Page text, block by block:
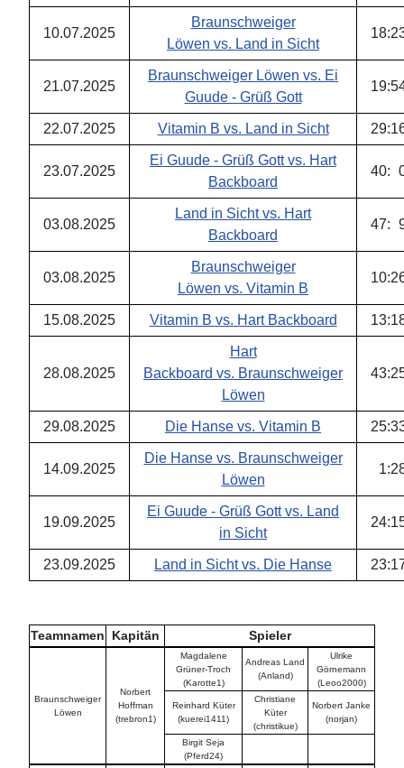
10.07.2025
Braunschweiger
Löwen vs. Land in Sicht
18:
21.07.2025
Braunschweiger Löwen vs. Ei
Guude - Grüß Gott
19:
22.07.2025 Vitamin B vs. Land in Sicht 29:
23.07.2025
Ei Guude - Grüß Gott vs. Hart
Backboard
40:
03.08.2025
Land in Sicht vs. Hart
Backboard
47:
03.08.2025
Braunschweiger
Löwen vs. Vitamin B
10:
15.08.2025 Vitamin B vs. Hart Backboard 13:
28.08.2025
Hart
Backboard vs. Braunschweiger
Löwen
43:
29.08.2025 Die Hanse vs. Vitamin B 25:
14.09.2025
Die Hanse vs. Braunschweiger
Löwen
1:
19.09.2025
Ei Guude - Grüß Gott vs. Land
in Sicht
24:
23.09.2025 Land in Sicht vs. Die Hanse 23:
Teamnamen Kapitän Spieler
Braunschweiger
Löwen
Norbert
Hoffman
(trebron1)
Magdalene
Grüner-Troch
(Karotte1)
Andreas Land
(Anland)
Ulrike
Görnemann
(Leoo2000)
Reinhard Küter
(kuerei1411)
Christiane
Küter
(christikue)
Norbert Janke
(norjan)
Birgit Seja
(Pferd24)